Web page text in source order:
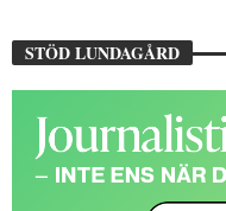
STÖD LUNDAGÅRD